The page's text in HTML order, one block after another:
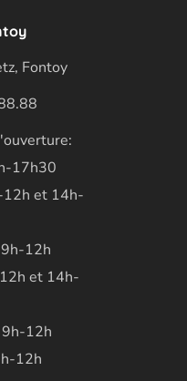
Fontoy
17h30
12h et 14h-
12h
et 14h-
9h-12h
12h